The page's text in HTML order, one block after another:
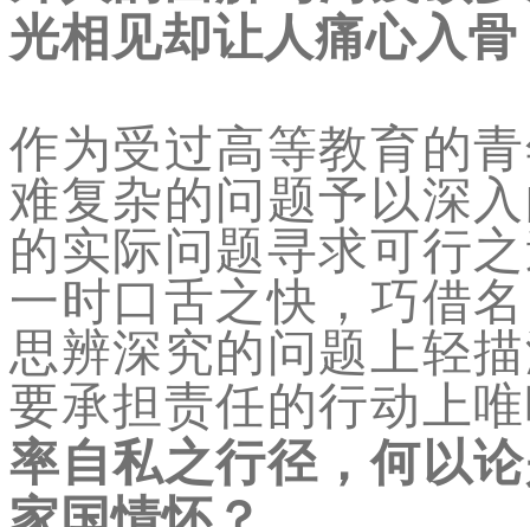
光相见却让人痛心入骨
作为受过高等教育的
难复杂的问题予以深
的实际问题寻求可行
一时口舌之快，巧借
思辨深究的问题上轻
要承担责任的行动上
率自私之行径，何以